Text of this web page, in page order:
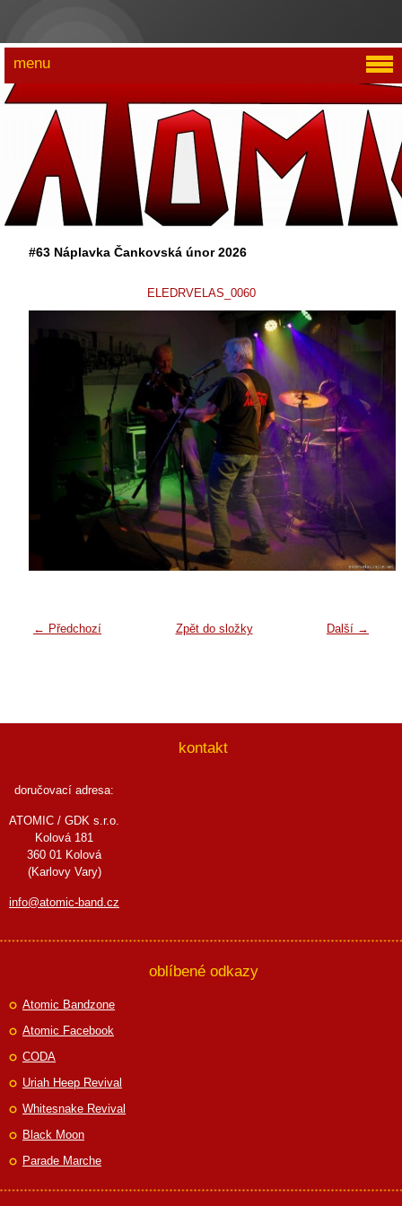
#63 Náplavka Čankovská únor 2026
ELEDRVELAS_0060
← Předchozí Další →
Zpět do složky
menu
kontakt
doručovací adresa:
ATOMIC / GDK s.r.o.
Kolová 181
360 01 Kolová
(Karlovy Vary)
info@atomic-band.cz
oblíbené odkazy
Atomic Bandzone
Atomic Facebook
CODA
Uriah Heep Revival
Whitesnake Revival
Black Moon
Parade Marche